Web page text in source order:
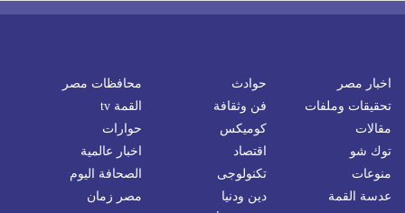
اخبار مصر حوادث
محافظات مصر
تحقيقات وملفات
فن وثقافة
القمة tv
مقالات
كوميكس
حوارات
توك شو
اقتصاد
اخبار عالمية
منوعات
تكنولوجى
الصحافة اليوم
عدسة القمة
دين ودنيا
مصر زمان